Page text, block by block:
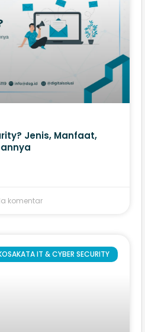
Jenis, Manfaat,
komentar
IT & CYBER SECURITY